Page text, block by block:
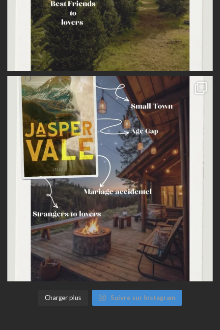
Charger plus Suivre sur Instagram